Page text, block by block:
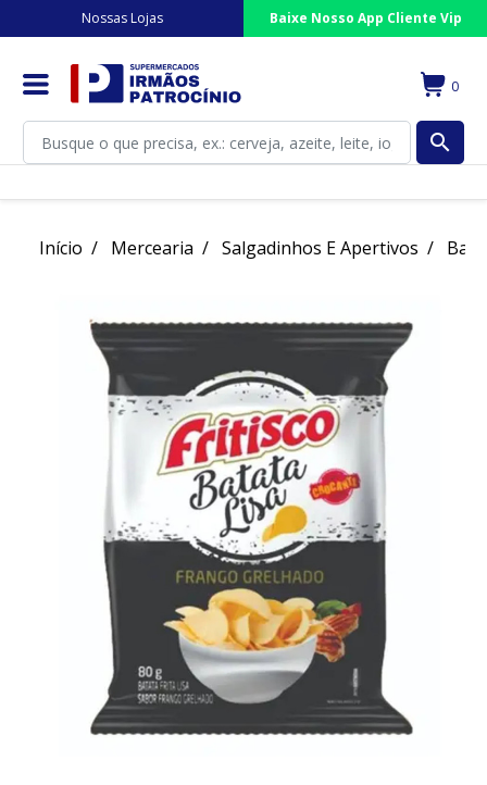
Nossas Lojas Baixe Nosso App Cliente Vip
0
search
Início Mercearia Salgadinhos E Apertivos